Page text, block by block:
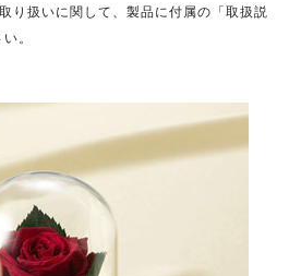
り扱いに関して、製品に付属の「取扱説
。